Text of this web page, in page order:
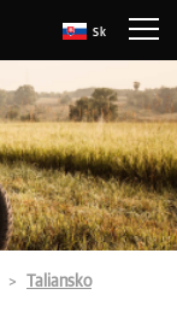
Sk
Taliansko